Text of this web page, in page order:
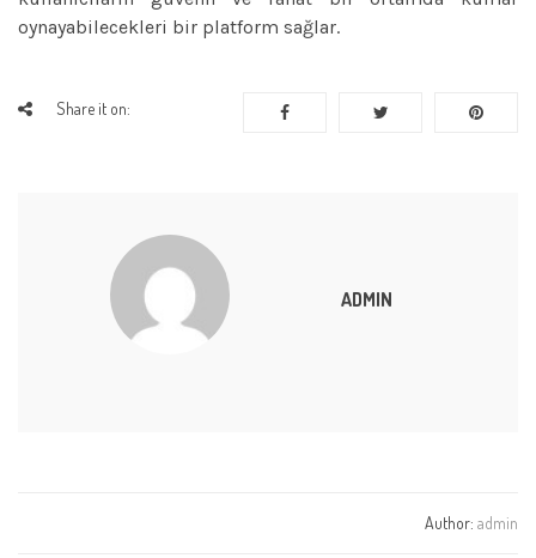
oynayabilecekleri bir platform sağlar.
Share it on:
ADMIN
Author: admin